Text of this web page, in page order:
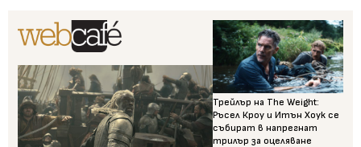
Трейлър на The Weight:
Ръсел Кроу и Итън Хоук се
събират в напрегнат
трилър за оцеляване